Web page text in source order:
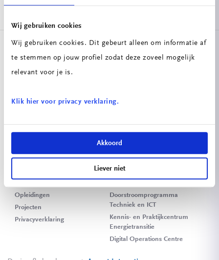
Wij gebruiken cookies
Wij gebruiken cookies. Dit gebeurt alleen om informatie af
te stemmen op jouw profiel zodat deze zoveel mogelijk
relevant voor je is.
Klik hier voor privacy verklaring.
Akkoord
Liever niet
Tinwerf 24
Opleidingen
Projecten
Privacyverklaring
Doorstroomprogramma
Techniek en ICT
Kennis- en Praktijkcentrum
Energietransitie
Digital Operations Centre